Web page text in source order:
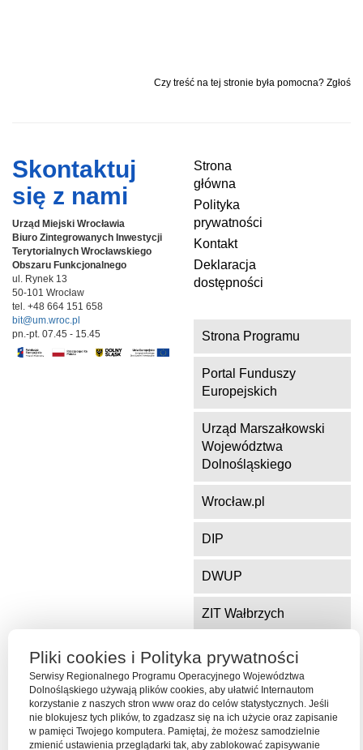
Czy treść na tej stronie była pomocna? Zgłoś
Skontaktuj
się z nami
Urząd Miejski Wrocławia
Biuro Zintegrowanych Inwestycji
Terytorialnych Wrocławskiego
Obszaru Funkcjonalnego
ul. Rynek 13
50-101 Wrocław
tel. +48 664 151 658
bit@um.wroc.pl
pn.-pt. 07.45 - 15.45
Strona
główna
Polityka
prywatności
Kontakt
Deklaracja
dostępności
Strona Programu
Portal Funduszy
Europejskich
Urząd Marszałkowski
Województwa
Dolnośląskiego
Wrocław.pl
DIP
DWUP
ZIT Wałbrzych
ZIT Jelenia Góra
Serwis współfinansowany ze środków Funduszu Spójności Unii
Europejskiej w ramach Programu Operacyjnego Pomoc Techniczna
2014-2020
Pliki cookies i Polityka prywatności
Serwisy Regionalnego Programu Operacyjnego Województwa
Dolnośląskiego używają plików cookies, aby ułatwić Internautom
korzystanie z naszych stron www oraz do celów statystycznych. Jeśli
nie blokujesz tych plików, to zgadzasz się na ich użycie oraz zapisanie
w pamięci Twojego komputera. Pamiętaj, że możesz samodzielnie
zmienić ustawienia przeglądarki tak, aby zablokować zapisywanie